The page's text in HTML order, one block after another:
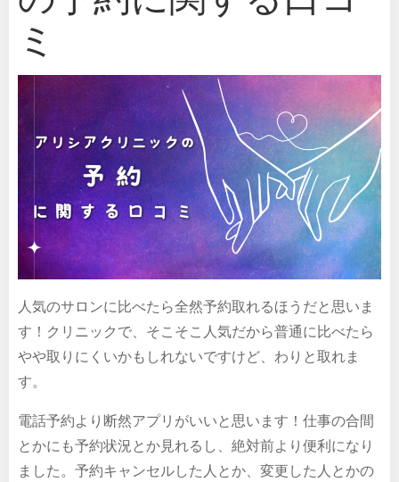
ミ
人気のサロンに比べたら全然予約取れるほうだと思いま
す！クリニックで、そこそこ人気だから普通に比べたら
やや取りにくいかもしれないですけど、わりと取れま
す。
電話予約より断然アプリがいいと思います！仕事の合間
とかにも予約状況とか見れるし、絶対前より便利になり
ました。予約キャンセルした人とか、変更した人とかの